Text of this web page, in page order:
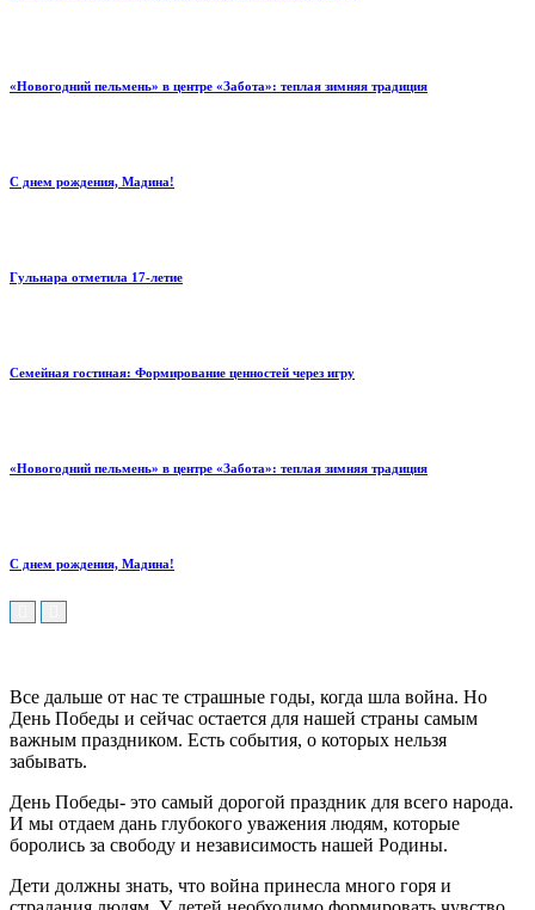
«Новогодний пельмень» в центре «Забота»: теплая зимняя традиция
С днем рождения, Мадина!
Гульнара отметила 17‑летие
Семейная гостиная: Формирование ценностей через игру
«Новогодний пельмень» в центре «Забота»: теплая зимняя традиция
С днем рождения, Мадина!
Все дальше от нас те страшные годы, когда шла война. Но
День Победы и сейчас остается для нашей страны самым
важным праздником. Есть события, о которых нельзя
забывать.
День Победы- это самый дорогой праздник для всего народа.
И мы отдаем дань глубокого уважения людям, которые
боролись за свободу и независимость нашей Родины.
Дети должны знать, что война принесла много горя и